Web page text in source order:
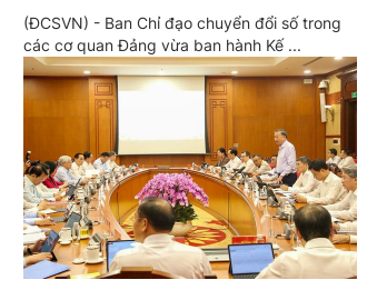
đổi số trong các cơ quan Đảng
(ĐCSVN) - Ban Chỉ đạo chuyển đổi số trong
các cơ quan Đảng vừa ban hành Kế ...